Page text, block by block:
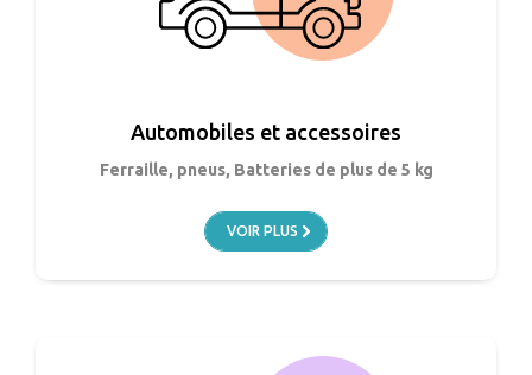
Automobiles et accessoires
Ferraille, pneus, Batteries de plus de 5 kg
VOIR PLUS